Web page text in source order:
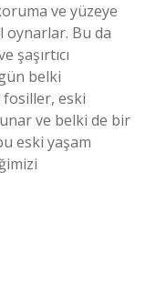
ve yüzeye
oynarlar. Bu da
şaşırtıcı
belki
fosiller, eski
ve belki de bir
eski yaşam